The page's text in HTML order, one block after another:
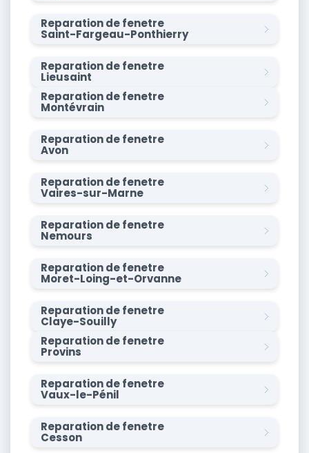
Reparation de fenetre
Saint-Fargeau-Ponthierry
Reparation de fenetre
Lieusaint
Reparation de fenetre
Montévrain
Reparation de fenetre
Avon
Reparation de fenetre
Vaires-sur-Marne
Reparation de fenetre
Nemours
Reparation de fenetre
Moret-Loing-et-Orvanne
Reparation de fenetre
Claye-Souilly
Reparation de fenetre
Provins
Reparation de fenetre
Vaux-le-Pénil
Reparation de fenetre
Cesson